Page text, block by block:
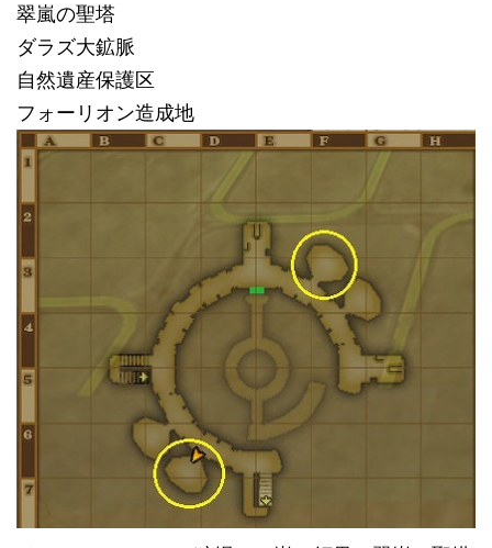
翠嵐の聖塔
ダラズ大鉱脈
自然遺産保護区
フォーリオン造成地